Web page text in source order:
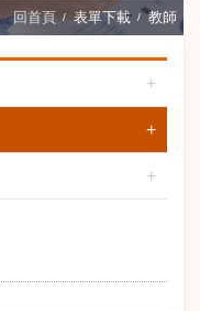
回首頁 表單下載 教師